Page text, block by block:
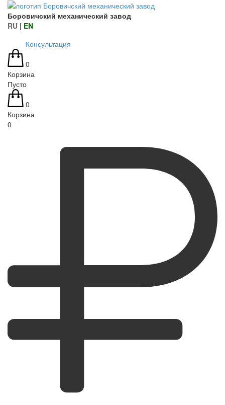
Боровичский механический завод
RU | EN
Консультация
0
Корзина
Пусто
0
Корзина
0